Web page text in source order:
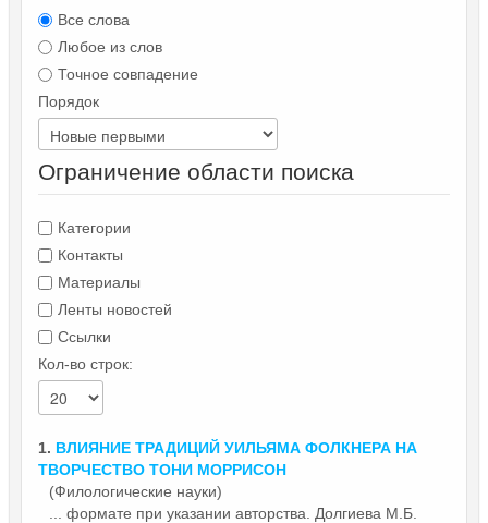
Все слова
Любое из слов
Точное совпадение
Порядок
Ограничение области поиска
Категории
Контакты
Материалы
Ленты новостей
Ссылки
Кол-во строк:
1. ВЛИЯНИЕ ТРАДИЦИЙ УИЛЬЯМА ФОЛКНЕРА НА
ТВОРЧЕСТВО ТОНИ МОРРИСОН
(Филологические науки)
... формате при указании авторства. Долгиева М.Б.